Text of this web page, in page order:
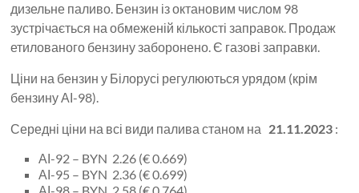
дизельне паливо. Бензин із октановим числом 98
зустрічається на обмеженій кількості заправок. Продаж
етилованого бензину заборонено. Є газові заправки.
Ціни на бензин у Білорусі регулюються урядом (крім
бензину АІ-98).
Середні ціни на всі види палива станом на 21.11.2023 :
АІ-92 – BYN 2.26 (€ 0.669)
АІ-95 – BYN 2.36 (€ 0.699)